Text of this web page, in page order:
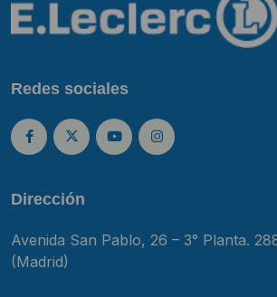
Redes sociales
Dirección
Avenida San Pablo, 26 – 3° Planta.
(Madrid)